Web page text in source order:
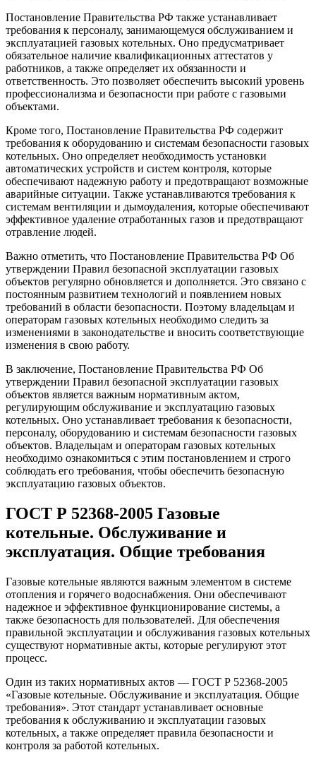
Постановление Правительства РФ также устанавливает
требования к персоналу, занимающемуся обслуживанием и
эксплуатацией газовых котельных. Оно предусматривает
обязательное наличие квалификационных аттестатов у
работников, а также определяет их обязанности и
ответственность. Это позволяет обеспечить высокий уровень
профессионализма и безопасности при работе с газовыми
объектами.
Кроме того, Постановление Правительства РФ содержит
требования к оборудованию и системам безопасности газовых
котельных. Оно определяет необходимость установки
автоматических устройств и систем контроля, которые
обеспечивают надежную работу и предотвращают возможные
аварийные ситуации. Также устанавливаются требования к
системам вентиляции и дымоудаления, которые обеспечивают
эффективное удаление отработанных газов и предотвращают
отравление людей.
Важно отметить, что Постановление Правительства РФ Об
утверждении Правил безопасной эксплуатации газовых
объектов регулярно обновляется и дополняется. Это связано с
постоянным развитием технологий и появлением новых
требований в области безопасности. Поэтому владельцам и
операторам газовых котельных необходимо следить за
изменениями в законодательстве и вносить соответствующие
изменения в свою работу.
В заключение, Постановление Правительства РФ Об
утверждении Правил безопасной эксплуатации газовых
объектов является важным нормативным актом,
регулирующим обслуживание и эксплуатацию газовых
котельных. Оно устанавливает требования к безопасности,
персоналу, оборудованию и системам безопасности газовых
объектов. Владельцам и операторам газовых котельных
необходимо ознакомиться с этим постановлением и строго
соблюдать его требования, чтобы обеспечить безопасную
эксплуатацию газовых объектов.
ГОСТ Р 52368-2005 Газовые
котельные. Обслуживание и
эксплуатация. Общие требования
Газовые котельные являются важным элементом в системе
отопления и горячего водоснабжения. Они обеспечивают
надежное и эффективное функционирование системы, а
также безопасность для пользователей. Для обеспечения
правильной эксплуатации и обслуживания газовых котельных
существуют нормативные акты, которые регулируют этот
процесс.
Один из таких нормативных актов — ГОСТ Р 52368-2005
«Газовые котельные. Обслуживание и эксплуатация. Общие
требования». Этот стандарт устанавливает основные
требования к обслуживанию и эксплуатации газовых
котельных, а также определяет правила безопасности и
контроля за работой котельных.